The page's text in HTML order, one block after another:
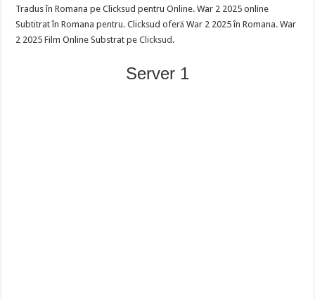
Tradus în Romana pe Clicksud pentru Online. War 2 2025 online
Subtitrat în Romana pentru. Clicksud oferă War 2 2025 în Romana. War
2 2025 Film Online Substrat peClicksud .
Server 1